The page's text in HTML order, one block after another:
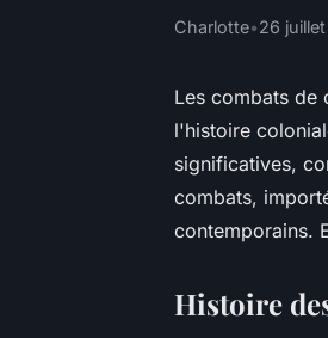
Charlotte•26
Les combats de
l'histoire
significatives,
combats,
contemporains.
Histoire